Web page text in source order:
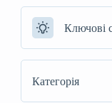
Категорія